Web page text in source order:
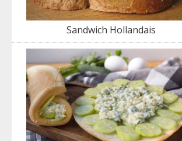
Sandwich Hollandais